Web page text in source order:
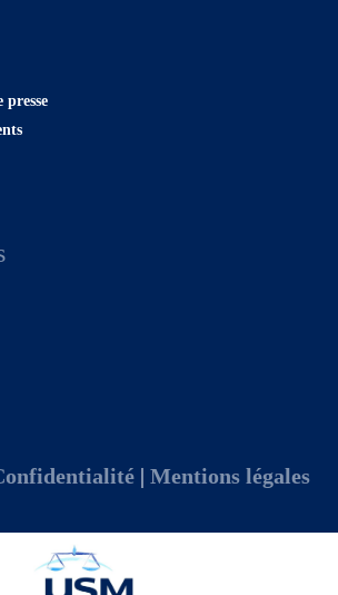
presse
| Mentions légales